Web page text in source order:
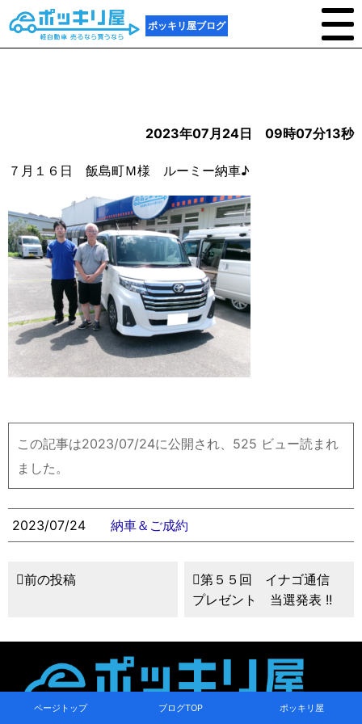
ポッキリ屋ブログ
2023年07月24日 09時07分13秒
７月１６日 飯島町Ｍ様 ルーミー納車♪
この記事は2023/07/24に公開され、525 ビュー読まれ
ました。
2023/07/24 納車＆ご成約
前の投稿
第５５回 イナゴ通信
プレゼント 当選発表 !!
ページトップ ブログTOP ポッキリ屋